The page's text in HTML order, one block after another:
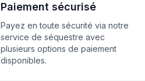
Paiement sécurisé
Payez en toute sécurité via notre
service de séquestre avec
plusieurs options de paiement
disponibles.